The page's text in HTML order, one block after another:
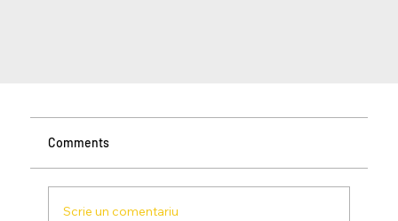
Comments
Scrie un comentariu